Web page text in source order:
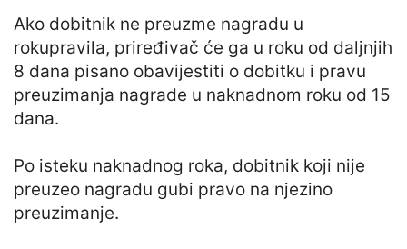
Ako dobitnik ne preuzme nagradu u
rokupravila, priređivač će ga u roku od daljnjih
8 dana pisano obavijestiti o dobitku i pravu
preuzimanja nagrade u naknadnom roku od 15
dana.
Po isteku naknadnog roka, dobitnik koji nije
preuzeo nagradu gubi pravo na njezino
preuzimanje.